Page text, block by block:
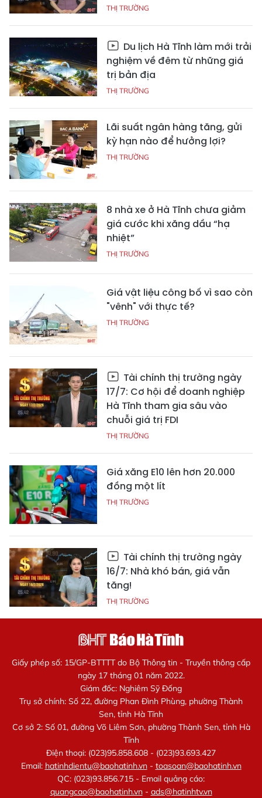
THỊ TRƯỜNG
Du lịch Hà Tĩnh làm mới trải
nghiệm về đêm từ những giá
trị bản địa
THỊ TRƯỜNG
Lãi suất ngân hàng tăng, gửi
kỳ hạn nào để hưởng lợi?
THỊ TRƯỜNG
8 nhà xe ở Hà Tĩnh chưa giảm
giá cước khi xăng dầu “hạ
nhiệt”
THỊ TRƯỜNG
Giá vật liệu công bố vì sao còn
"vênh" với thực tế?
THỊ TRƯỜNG
Tài chính thị trường ngày
17/7: Cơ hội để doanh nghiệp
Hà Tĩnh tham gia sâu vào
chuỗi giá trị FDI
THỊ TRƯỜNG
Giá xăng E10 lên hơn 20.000
đồng một lít
THỊ TRƯỜNG
Tài chính thị trường ngày
16/7: Nhà khó bán, giá vẫn
tăng!
THỊ TRƯỜNG
Giấy phép số: 15/GP-BTTTT do Bộ Thông tin - Truyền thông cấp
ngày 17 tháng 01 năm 2022.
Giám đốc: Nghiêm Sỹ Đống
Trụ sở chính: Số 22, đường Phan Đình Phùng, phường Thành
Sen, tỉnh Hà Tĩnh
Cơ sở 2: Số 01, đường Võ Liêm Sơn, phường Thành Sen, tỉnh Hà
Tĩnh
Điện thoại: (023)95.858.608 - (023)93.693.427
Email: hatinhdientu@baohatinh.vn- toasoan@baohatinh.vn
QC: (023)93.856.715 - Email quảng cáo:
quangcao@baohatinh.vn- ads@hatinhtv.vn